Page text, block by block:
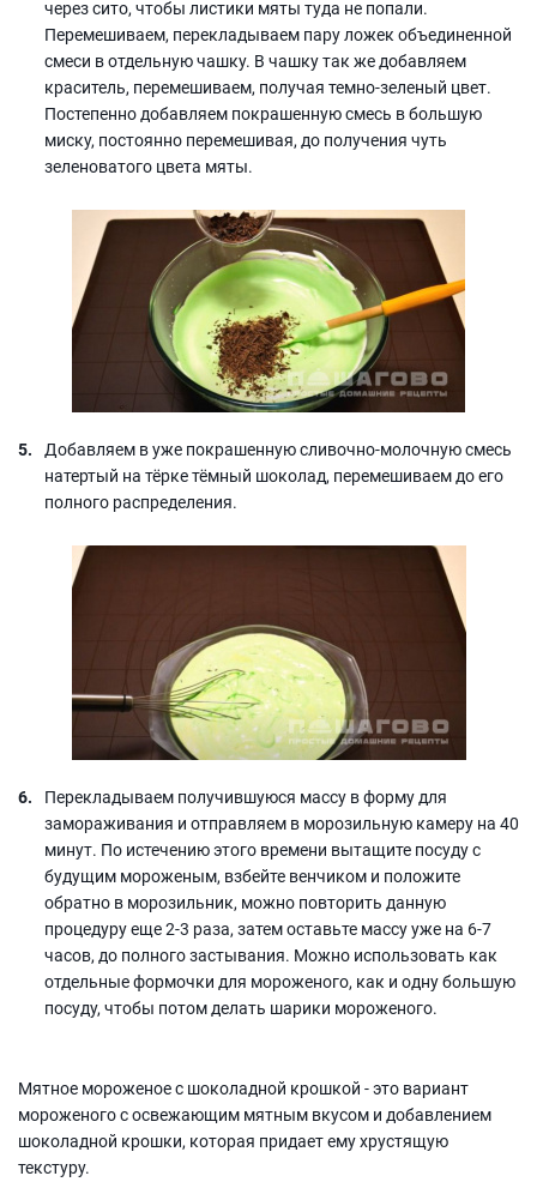
через сито, чтобы листики мяты туда не попали.
Перемешиваем, перекладываем пару ложек объединенной
смеси в отдельную чашку. В чашку так же добавляем
краситель, перемешиваем, получая темно-зеленый цвет.
Постепенно добавляем покрашенную смесь в большую
миску, постоянно перемешивая, до получения чуть
зеленоватого цвета мяты.
Добавляем в уже покрашенную сливочно-молочную смесь
натертый на тёрке тёмный шоколад, перемешиваем до его
полного распределения.
Перекладываем получившуюся массу в форму для
замораживания и отправляем в морозильную камеру на 40
минут. По истечению этого времени вытащите посуду с
будущим мороженым, взбейте венчиком и положите
обратно в морозильник, можно повторить данную
процедуру еще 2-3 раза, затем оставьте массу уже на 6-7
часов, до полного застывания. Можно использовать как
отдельные формочки для мороженого, как и одну большую
посуду, чтобы потом делать шарики мороженого.
Мятное мороженое с шоколадной крошкой - это вариант
мороженого с освежающим мятным вкусом и добавлением
шоколадной крошки, которая придает ему хрустящую
текстуру.